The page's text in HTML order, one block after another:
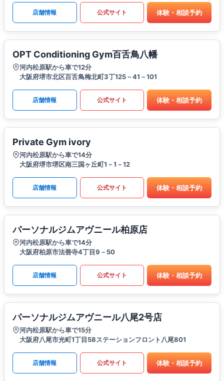
店舗情報 公式サイト 体験・相談予約
OPT Conditioning Gym百舌鳥八幡
河内松原駅から車で12分
大阪府堺市北区百舌鳥梅北町3丁125－41－101
店舗情報 公式サイト 体験・相談予約
Private Gym ivory
河内松原駅から車で14分
大阪府堺市堺区南三国ヶ丘町1－1－12
店舗情報 公式サイト 体験・相談予約
パーソナルジムアヴニール柏原店
河内松原駅から車で14分
大阪府柏原市法善寺4丁目9－50
店舗情報 公式サイト 体験・相談予約
パーソナルジムアヴニール八尾2号店
河内松原駅から車で15分
大阪府八尾市光町1丁目58ステーションフロント八尾801
店舗情報 公式サイト 体験・相談予約